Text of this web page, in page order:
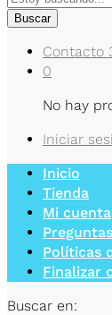
Buscar
Contacto
0
No hay
Iniciar
Inicio
Tienda
Mi cuenta
Políticas
Finalizar
Buscar en: